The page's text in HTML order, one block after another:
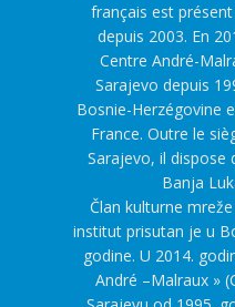
français est
depuis 2003. En
Centre André-
Sarajevo depuis
Bosnie-Herzégovine
France. Outre le
Sarajevo, il dispose
Banja
Član kulturne
institut prisutan je u
godine. U 2014.
André –Malraux »